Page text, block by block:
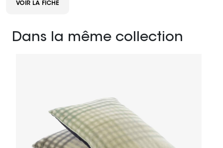
VOIR LA FICHE
Dans la même collection